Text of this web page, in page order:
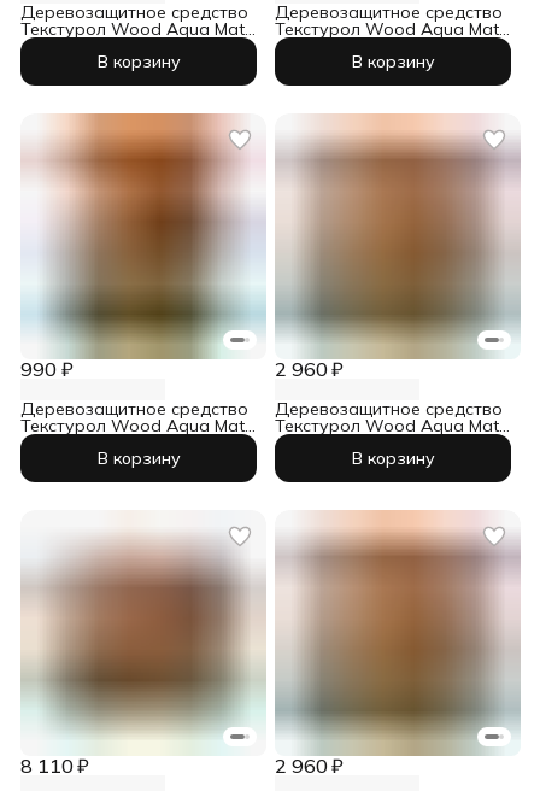
Деревозащитное средство
Текстурол Wood Aqua Matt
сосна 0,8 л
В корзину
Деревозащитное средство
Текстурол Wood Aqua Matt
палисандр 0,8 л
В корзину
990 ₽
Деревозащитное средство
Текстурол Wood Aqua Matt
дуб 0,8 л
В корзину
2 960 ₽
Деревозащитное средство
Текстурол Wood Aqua Matt
бесцветный 2,5 л
В корзину
8 110 ₽ 2 960 ₽